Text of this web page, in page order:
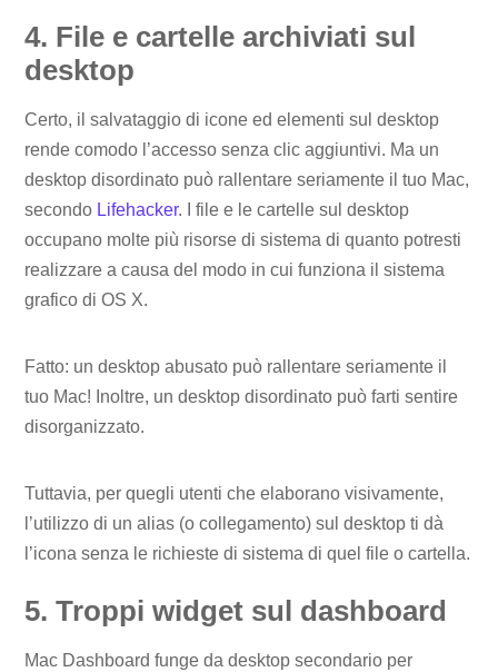
4. File e cartelle archiviati sul
desktop
Certo, il salvataggio di icone ed elementi sul desktop
rende comodo l’accesso senza clic aggiuntivi. Ma un
desktop disordinato può rallentare seriamente il tuo Mac,
secondo Lifehacker. I file e le cartelle sul desktop
occupano molte più risorse di sistema di quanto potresti
realizzare a causa del modo in cui funziona il sistema
grafico di OS X.
Fatto: un desktop abusato può rallentare seriamente il
tuo Mac! Inoltre, un desktop disordinato può farti sentire
disorganizzato.
Tuttavia, per quegli utenti che elaborano visivamente,
l’utilizzo di un alias (o collegamento) sul desktop ti dà
l’icona senza le richieste di sistema di quel file o cartella.
5. Troppi widget sul dashboard
Mac Dashboard funge da desktop secondario per